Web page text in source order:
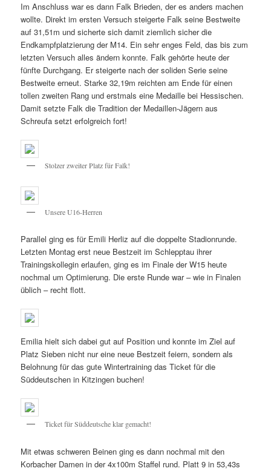
Im Anschluss war es dann Falk Brieden, der es anders machen
wollte. Direkt im ersten Versuch steigerte Falk seine Bestweite
auf 31,51m und sicherte sich damit ziemlich sicher die
Endkampfplatzierung der M14. Ein sehr enges Feld, das bis zum
letzten Versuch alles ändern konnte. Falk gehörte heute der
fünfte Durchgang. Er steigerte nach der soliden Serie seine
Bestweite erneut. Starke 32,19m reichten am Ende für einen
tollen zweiten Rang und erstmals eine Medaille bei Hessischen.
Damit setzte Falk die Tradition der Medaillen-Jägern aus
Schreufa setzt erfolgreich fort!
Stolzer zweiter Platz für Falk!
Unsere U16-Herren
Parallel ging es für Emili Herliz auf die doppelte Stadionrunde.
Letzten Montag erst neue Bestzeit im Schlepptau ihrer
Trainingskollegin erlaufen, ging es im Finale der W15 heute
nochmal um Optimierung. Die erste Runde war – wie in Finalen
üblich – recht flott.
Emilia hielt sich dabei gut auf Position und konnte im Ziel auf
Platz Sieben nicht nur eine neue Bestzeit feiern, sondern als
Belohnung für das gute Wintertraining das Ticket für die
Süddeutschen in Kitzingen buchen!
Ticket für Süddeutsche klar gemacht!
Mit etwas schweren Beinen ging es dann nochmal mit den
Korbacher Damen in der 4x100m Staffel rund. Platt 9 in 53,43s